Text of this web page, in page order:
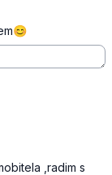
,radim s